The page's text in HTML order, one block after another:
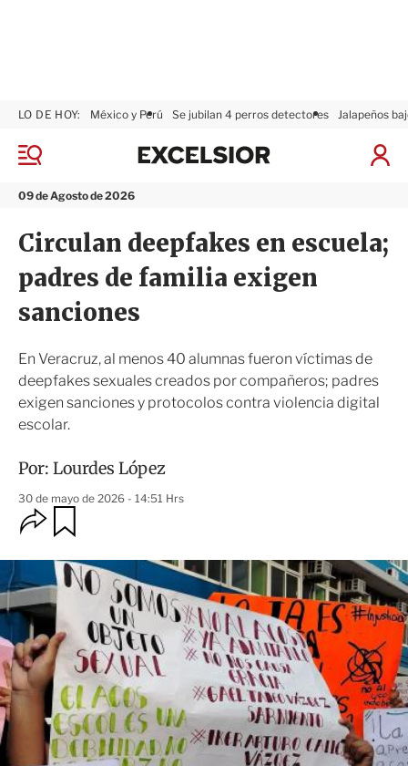
M
n
09 de Agosto de 2026
LO DE HOY: México y Perú Se jubilan 4 perros detectores Jalapeños
I
a
x
i
o
r
Circulan deepfakes en escuela;
padres de familia exigen
sanciones
En Veracruz, al menos 40 alumnas fueron víctimas de
deepfakes sexuales creados por compañeros; padres
exigen sanciones y protocolos contra violencia digital
escolar.
Por: Lourdes López
30 de mayo de 2026 - 14:51 Hrs
O
p
i
o
n
e
s
d
e
c
o
m
p
a
r
d
a